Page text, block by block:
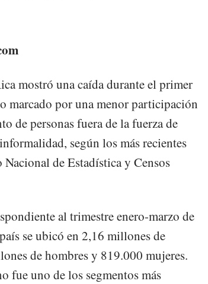
mostró una caída durante el primer
marcado por una menor participación
de personas fuera de la fuerza de
según los más recientes
de Estadística y Censos
al trimestre enero-marzo de
se ubicó en 2,16 millones de
de hombres y 819.000 mujeres.
fue uno de los segmentos más